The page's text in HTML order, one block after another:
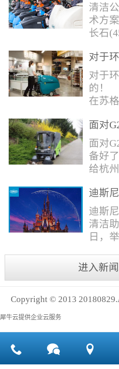
清洁
术方
长石
含有
能看
体，
在6.5
染，
同。
理技
一、
新机
水吸
石...
对于
的！
对于
的！
在苏
洋塑
所带
少有
的情
动中
理想
面对
备好
面对
备好
给杭
球国
的一
杭州
的同
览城
区域
心、
双塔
迪斯
清洁
迪斯
清洁
日，
奇想
湾、
开神
球接
园！
进入新
Copyright © 2013
犀牛云提供企业云服务